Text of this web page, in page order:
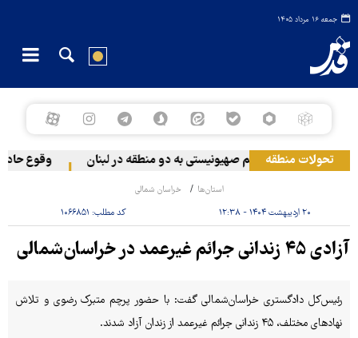
جمعه ۱۶ مرداد ۱۴۰۵
تحولات منطقه
حمله رژیم صهیونیستی به دو منطقه در لبنان وقوع
استان‌ها خراسان شمالی
۲۰ اردیبهشت ۱۴۰۴ - ۱۲:۳۸ کد مطلب: ۱۰۶۶۸۵۱
آزادی ۴۵ زندانی جرائم غیرعمد در خراسان‌شمالی
رئیس‌کل دادگستری خراسان‌شمالی گفت: با حضور پرچم متبرک رضوی و تلاش
نهادهای مختلف، ۴۵ زندانی جرائم غیرعمد از زندان آزاد شدند.